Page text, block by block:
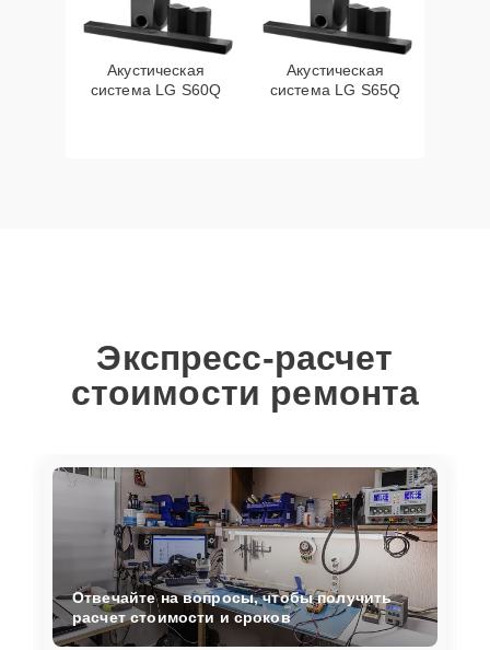
Акустическая
система LG S60Q
Акустическая
система LG S65Q
Экспресс-расчет
стоимости ремонта
Отвечайте на вопросы, чтобы получить
расчет стоимости и сроков